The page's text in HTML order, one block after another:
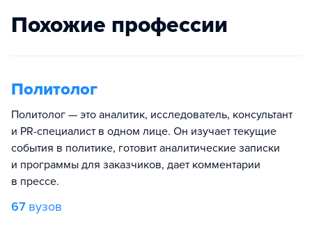
Похожие профессии
Политолог
Политолог — это аналитик, исследователь, консультант
и PR-специалист в одном лице. Он изучает текущие
события в политике, готовит аналитические записки
и программы для заказчиков, дает комментарии
в прессе.
67 вузов